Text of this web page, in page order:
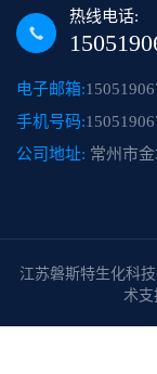
热线电话:
电子邮箱:
手机号码:
公司地址: 常州市
江苏磐斯特生化科技
术支